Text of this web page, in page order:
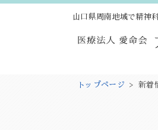
山口県周南地域で精神
トップページ > 新着